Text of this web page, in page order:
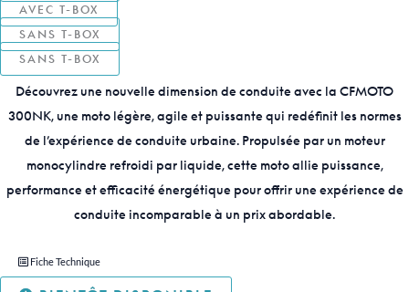
AVEC T-BOX
SANS T-BOX
SANS T-BOX
Découvrez une nouvelle dimension de conduite avec la CFMOTO
300NK, une moto légère, agile et puissante qui redéfinit les normes
de l’expérience de conduite urbaine. Propulsée par un moteur
monocylindre refroidi par liquide, cette moto allie puissance,
performance et efficacité énergétique pour offrir une expérience de
conduite incomparable à un prix abordable.
Fiche Technique